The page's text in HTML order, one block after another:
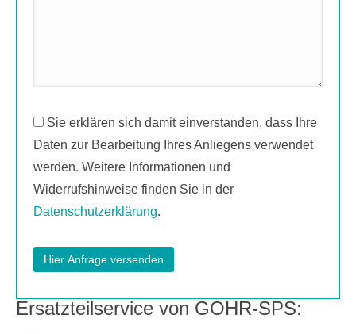
Sie erklären sich damit einverstanden, dass Ihre
Daten zur Bearbeitung Ihres Anliegens verwendet
werden. Weitere Informationen und
Widerrufshinweise finden Sie in der
Datenschutzerklärung.
Ersatzteilservice von GOHR-SPS: